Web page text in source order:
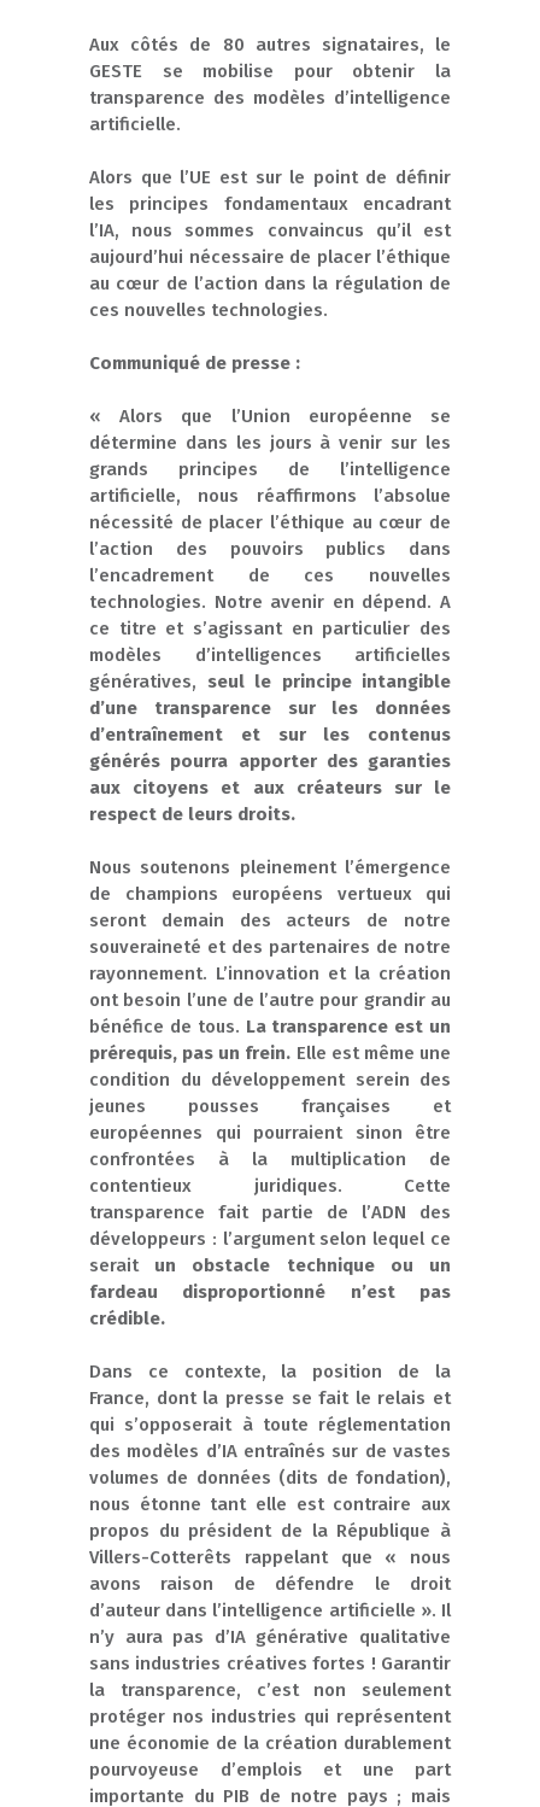
Aux côtés de 80 autres signataires, le
GESTE se mobilise pour obtenir la
transparence des modèles d’intelligence
artificielle.
Alors que l’UE est sur le point de définir
les principes fondamentaux encadrant
l’IA, nous sommes convaincus qu’il est
aujourd’hui nécessaire de placer l’éthique
au cœur de l’action dans la régulation de
ces nouvelles technologies.
Communiqué de presse :
« Alors que l’Union européenne se
détermine dans les jours à venir sur les
grands principes de l’intelligence
artificielle, nous réaffirmons l’absolue
nécessité de placer l’éthique au cœur de
l’action des pouvoirs publics dans
l’encadrement de ces nouvelles
technologies. Notre avenir en dépend. A
ce titre et s’agissant en particulier des
modèles d’intelligences artificielles
génératives, seul le principe intangible
d’une transparence sur les données
d’entraînement et sur les contenus
générés pourra apporter des garanties
aux citoyens et aux créateurs sur le
respect de leurs droits.
Nous soutenons pleinement l’émergence
de champions européens vertueux qui
seront demain des acteurs de notre
souveraineté et des partenaires de notre
rayonnement. L’innovation et la création
ont besoin l’une de l’autre pour grandir au
bénéfice de tous. La transparence est un
prérequis, pas un frein. Elle est même une
condition du développement serein des
jeunes pousses françaises et
européennes qui pourraient sinon être
confrontées à la multiplication de
contentieux juridiques. Cette
transparence fait partie de l’ADN des
développeurs : l’argument selon lequel ce
serait un obstacle technique ou un
fardeau disproportionné n’est pas
crédible.
Dans ce contexte, la position de la
France, dont la presse se fait le relais et
qui s’opposerait à toute réglementation
des modèles d’IA entraînés sur de vastes
volumes de données (dits de fondation),
nous étonne tant elle est contraire aux
propos du président de la République à
Villers-Cotterêts rappelant que « nous
avons raison de défendre le droit
d’auteur dans l’intelligence artificielle ». Il
n’y aura pas d’IA générative qualitative
sans industries créatives fortes ! Garantir
la transparence, c’est non seulement
protéger nos industries qui représentent
une économie de la création durablement
pourvoyeuse d’emplois et une part
importante du PIB de notre pays ; mais